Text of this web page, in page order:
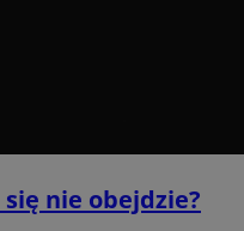
nie obejdzie?